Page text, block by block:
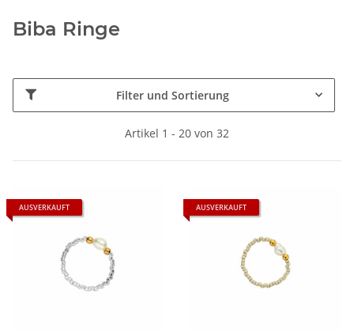
Biba Ringe
Filter und Sortierung
Artikel 1 - 20 von 32
AUSVERKAUFT AUSVERKAUFT